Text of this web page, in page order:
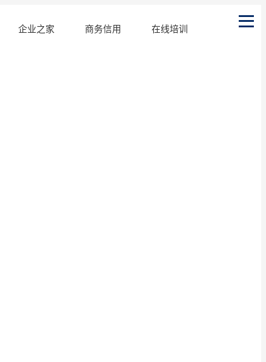
企业之家 商务信用 在线培训